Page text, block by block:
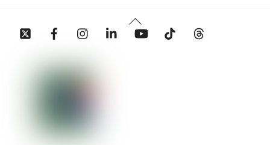
Back
To
Twitter Facebook InstagramLinkedin YouTube Tiktok